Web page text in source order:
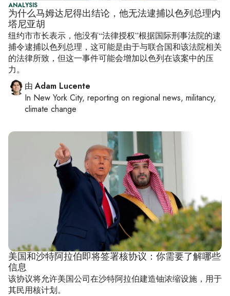
ANALYSIS
为什么马姆达尼得出结论，他无法逮捕以色列总理内
塔尼亚胡
纽约市市长表示，他没有“法律授权”根据国际刑事法院的逮
捕令逮捕以色列总理，这可能是由于与联合国和该法院相关
的法律所致，但这一事件可能会增加以色列在该案中的压
力。
由 Adam Lucente
In New York City, reporting on regional news, militancy,
climate change
美国和沙特阿拉伯即将签署核协议：你需要了解哪些
信息
该协议将允许美国公司在沙特阿拉伯建造铀浓缩设施，用于
其民用核计划。